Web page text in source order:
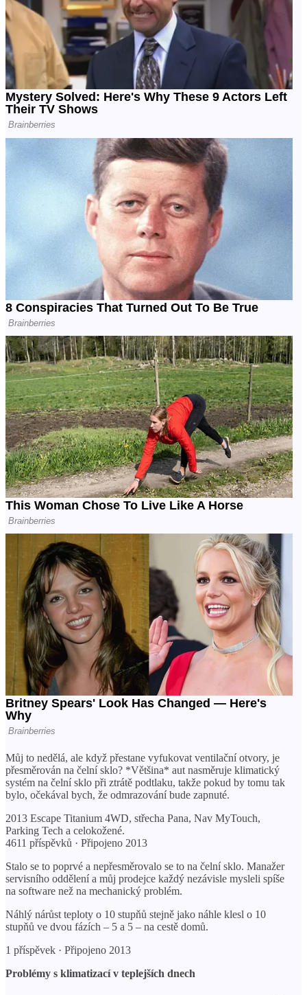
Můj to nedělá, ale když přestane vyfukovat ventilační otvory, je
přesměrován na čelní sklo? *Většina* aut nasměruje klimatický
systém na čelní sklo při ztrátě podtlaku, takže pokud by tomu tak
bylo, očekával bych, že odmrazování bude zapnuté.
2013 Escape Titanium 4WD, střecha Pana, Nav MyTouch,
Parking Tech a celokožené.
4611 příspěvků · Připojeno 2013
Stalo se to poprvé a nepřesměrovalo se to na čelní sklo. Manažer
servisního oddělení a můj prodejce každý nezávisle mysleli spíše
na software než na mechanický problém.
Náhlý nárůst teploty o 10 stupňů stejně jako náhle klesl o 10
stupňů ve dvou fázích – 5 a 5 – na cestě domů.
1 příspěvek · Připojeno 2013
Problémy s klimatizací v teplejších dnech